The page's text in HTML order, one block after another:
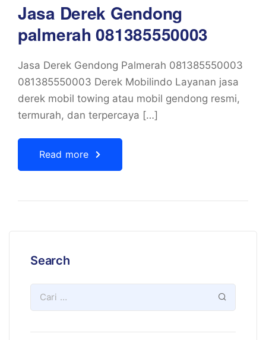
Jasa Derek Gendong
palmerah 081385550003
Jasa Derek Gendong Palmerah 081385550003
081385550003 Derek Mobilindo Layanan jasa
derek mobil towing atau mobil gendong resmi,
termurah, dan terpercaya […]
Read more
Search